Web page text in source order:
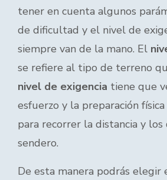
tener en cuenta algunos
de dificultad y el nivel de
siempre van de la mano. El
se refiere al tipo de terreno
nivel de exigencia tiene que
esfuerzo y la preparación
para recorrer la distancia y
sendero.
De esta manera podrás elegir